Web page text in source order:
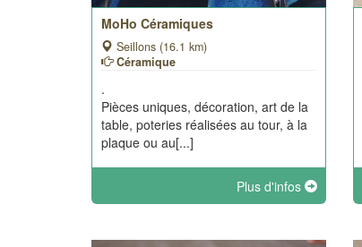
MoHo Céramiques
Seillons (16.1 km)
Céramique
.
Pièces uniques, décoration, art de la
table, poteries réalisées au tour, à la
plaque ou au[...]
Plus d'infos